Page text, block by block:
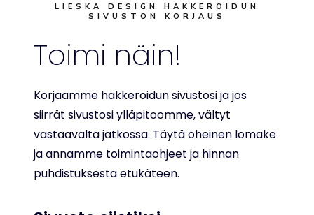
LIESKA DESIGN HAKKEROIDUN
SIVUSTON KORJAUS
Toimi näin!
Korjaamme hakkeroidun sivustosi ja jos
siirrät sivustosi ylläpitoomme, vältyt
vastaavalta jatkossa. Täytä oheinen lomake
ja annamme toimintaohjeet ja hinnan
puhdistuksesta etukäteen.